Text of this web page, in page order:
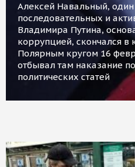
Алексей Навальный, один
последовательных и
Владимира Путина,
коррупцией, скончался в
Полярным кругом 16
отбывал там наказание
политических статей